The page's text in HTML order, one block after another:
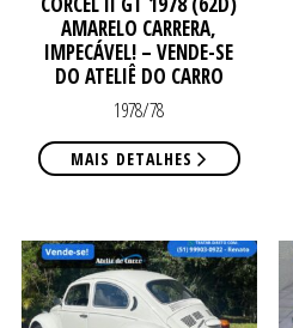
AMARELO CARRERA,
IMPECÁVEL! – VENDE-SE
DO ATELIÊ DO CARRO
1978/78
MAIS DETALHES